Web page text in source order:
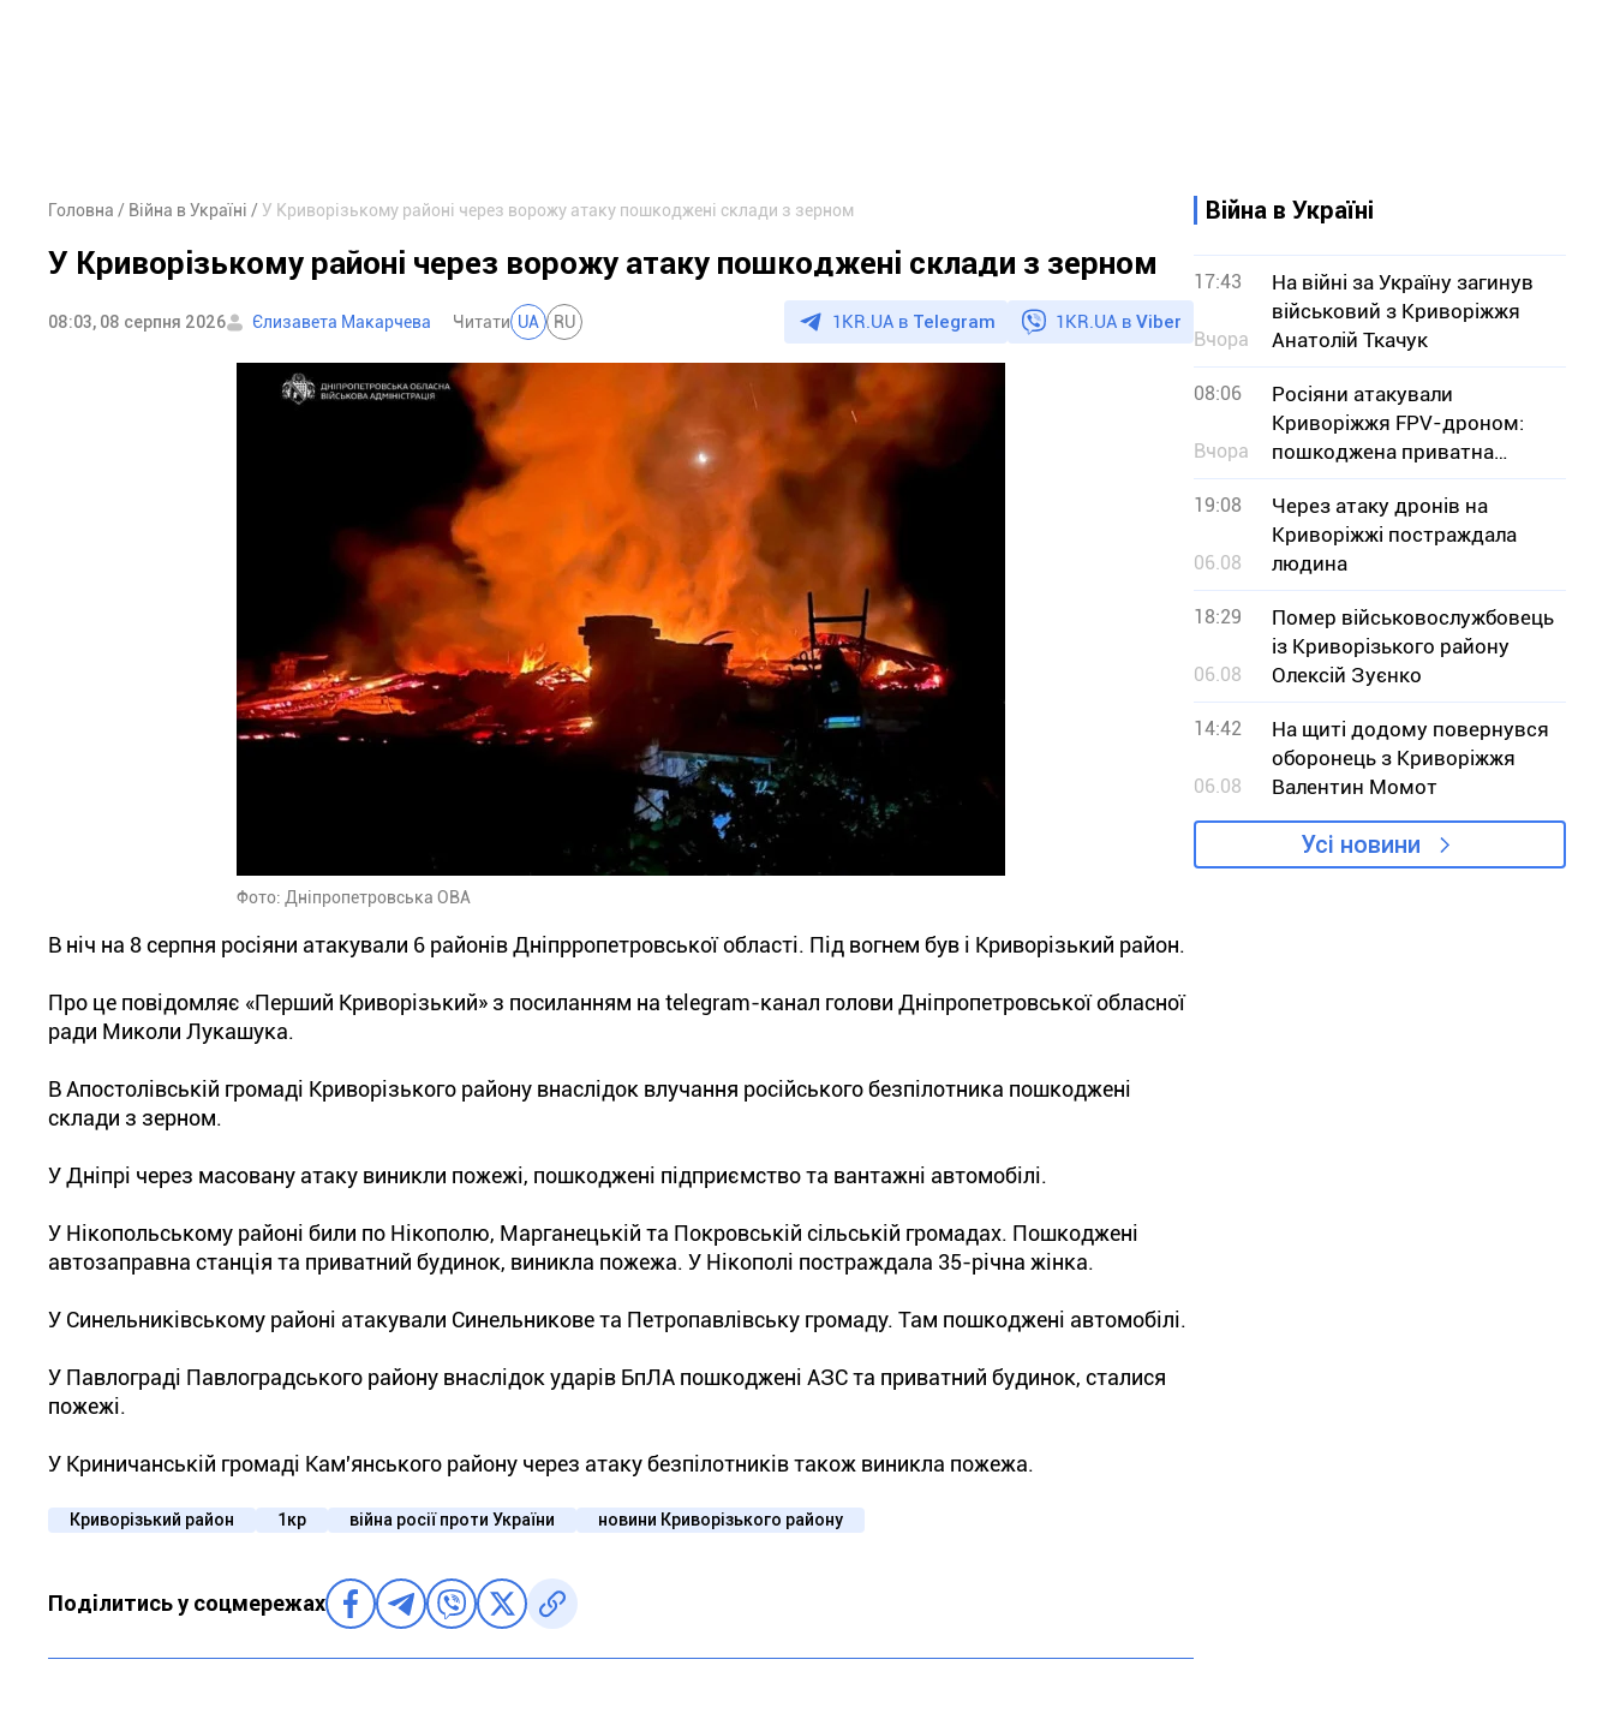
Головна Війна в Україні У Криворізькому районі через ворожу атаку пошкоджені склади з зерном
У Криворізькому районі через ворожу атаку пошкоджені склади з зерном
08:03, 08 серпня 2026 Єлизавета Макарчева Читати UA RU 1KR.UA в Telegram 1KR.UA в Viber
Фото: Дніпропетровська ОВА
В ніч на 8 серпня росіяни атакували 6 районів Дніпрропетровської області. Під вогнем був і Криворізький район.
Про це повідомляє «Перший Криворізький» з посиланням на telegram-канал голови Дніпропетровської обласної
ради Миколи Лукашука.
В Апостолівській громаді Криворізького району внаслідок влучання російського безпілотника пошкоджені
склади з зерном.
У Дніпрі через масовану атаку виникли пожежі, пошкоджені підприємство та вантажні автомобілі.
У Нікопольському районі били по Нікополю, Марганецькій та Покровській сільській громадах. Пошкоджені
автозаправна станція та приватний будинок, виникла пожежа. У Нікополі постраждала 35-річна жінка.
У Синельниківському районі атакували Синельникове та Петропавлівську громаду. Там пошкоджені автомобілі.
У Павлограді Павлоградського району внаслідок ударів БпЛА пошкоджені АЗС та приватний будинок, сталися
пожежі.
У Криничанській громаді Кам'янського району через атаку безпілотників також виникла пожежа.
Криворізький район 1кр війна росії проти України новини Криворізького району
Поділитись у соцмережах
Війна в Україні
17:43
Вчора
На війні за Україну загинув
військовий з Криворіжжя
Анатолій Ткачук
08:06
Вчора
Росіяни атакували
Криворіжжя FPV-дроном:
пошкоджена приватна
оселя
19:08
06.08
Через атаку дронів на
Криворіжжі постраждала
людина
18:29
06.08
Помер військовослужбовець
із Криворізького району
Олексій Зуєнко
14:42
06.08
На щиті додому повернувся
оборонець з Криворіжжя
Валентин Момот
Усі новини